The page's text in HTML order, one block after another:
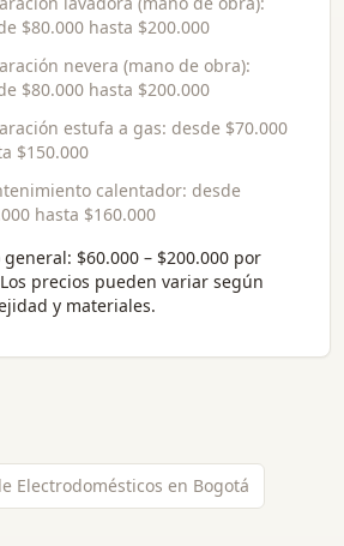
$80.000hasta $200.000
nevera (mano de obra):
$80.000hasta $200.000
estufa a gas: desde $70.000
$150.000
calentador: desde
hasta $160.000
general: $60.000 – $200.000 por
precios pueden variar según
y materiales.
Electrodomésticos en Bogotá